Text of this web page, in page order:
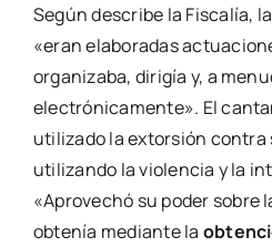
Según describe la Fiscalía,
«eran elaboradas
organizaba, dirigía y, a
electrónicamente». El
utilizado la extorsión
utilizando la violencia y la
«Aprovechó su poder sobre
obtenía mediante la